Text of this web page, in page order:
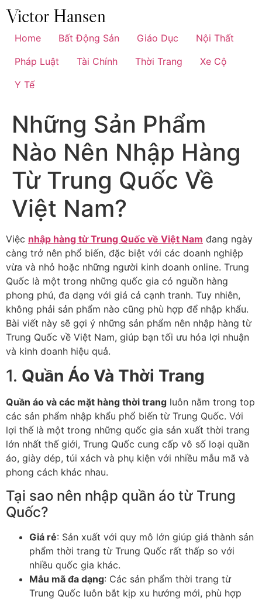
Chuyển
đến
Home Bất Động Sản Giáo Dục
Nội Thất
Pháp Luật
Tài Chính Thời Trang
Xe Cộ
Y Tế
Những Sản Phẩm
Nào Nên Nhập Hàng
Từ Trung Quốc Về
Việt Nam?
Việc nhập hàng từ Trung Quốc về Việt Nam đang ngày
càng trở nên phổ biến, đặc biệt với các doanh nghiệp
vừa và nhỏ hoặc những người kinh doanh online. Trung
Quốc là một trong những quốc gia có nguồn hàng
phong phú, đa dạng với giá cả cạnh tranh. Tuy nhiên,
không phải sản phẩm nào cũng phù hợp để nhập khẩu.
Bài viết này sẽ gợi ý những sản phẩm nên nhập hàng từ
Trung Quốc về Việt Nam, giúp bạn tối ưu hóa lợi nhuận
và kinh doanh hiệu quả.
1. Quần Áo Và Thời Trang
Quần áo và các mặt hàng thời trang luôn nằm trong top
các sản phẩm nhập khẩu phổ biến từ Trung Quốc. Với
lợi thế là một trong những quốc gia sản xuất thời trang
lớn nhất thế giới, Trung Quốc cung cấp vô số loại quần
áo, giày dép, túi xách và phụ kiện với nhiều mẫu mã và
phong cách khác nhau.
Tại sao nên nhập quần áo từ Trung
Quốc?
Giá rẻ: Sản xuất với quy mô lớn giúp giá thành sản
phẩm thời trang từ Trung Quốc rất thấp so với
nhiều quốc gia khác.
Mẫu mã đa dạng: Các sản phẩm thời trang từ
Trung Quốc luôn bắt kịp xu hướng mới, phù hợp